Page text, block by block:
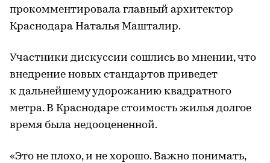
прокомментировала главный архитектор
Краснодара Наталья Машталир.
Участники дискуссии сошлись во мнении, что
внедрение новых стандартов приведет
к дальнейшему удорожанию квадратного
метра. В Краснодаре стоимость жилья долгое
время была недооцененной.
«Это не плохо, и не хорошо. Важно понимать,